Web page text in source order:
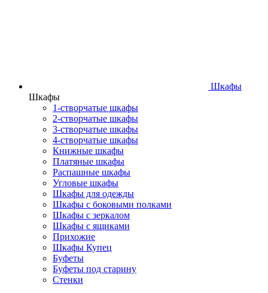
Шкафы
Шкафы
1-створчатые шкафы
2-створчатые шкафы
3-створчатые шкафы
4-створчатые шкафы
Книжные шкафы
Платяные шкафы
Распашные шкафы
Угловые шкафы
Шкафы для одежды
Шкафы с боковыми полками
Шкафы с зеркалом
Шкафы с ящиками
Прихожие
Шкафы Купец
Буфеты
Буфеты под старину
Стенки